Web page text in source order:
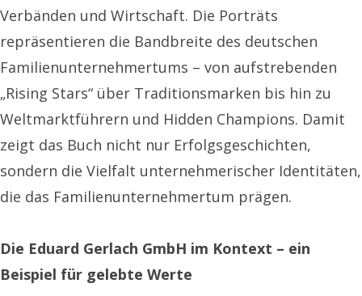
Verbänden und Wirtschaft. Die Porträts
repräsentieren die Bandbreite des deutschen
Familienunternehmer­tums – von aufstrebenden
„Rising Stars“ über Traditionsmarken bis hin zu
Weltmarktführern und Hidden Champions. Damit
zeigt das Buch nicht nur Erfolgsgeschichten,
sondern die Vielfalt unternehmerischer Identitäten,
die das Familienunternehmertum prägen.
Die Eduard Gerlach GmbH im Kontext – ein
Beispiel für gelebte Werte